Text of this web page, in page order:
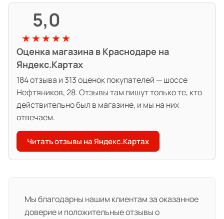
5,0
★★★★★
Оценка магазина в Краснодаре на
Яндекс.Картах
184 отзыва и 313 оценок покупателей — шоссе
Нефтяников, 28. Отзывы там пишут только те, кто
действительно был в магазине, и мы на них
отвечаем.
Читать отзывы на Яндекс.Картах
Мы благодарны нашим клиентам за оказанное
доверие и положительные отзывы о